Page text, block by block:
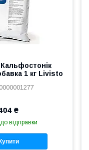
1 кг Livisto
0000001277
₴
відправки
Купити